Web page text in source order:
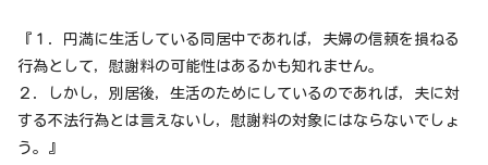
『１．円満に生活している同居中であれば，夫婦の信頼を損ねる
行為として，慰謝料の可能性はあるかも知れません。
２．しかし，別居後，生活のためにしているのであれば，夫に対
する不法行為とは言えないし，慰謝料の対象にはならないでしょ
う。』